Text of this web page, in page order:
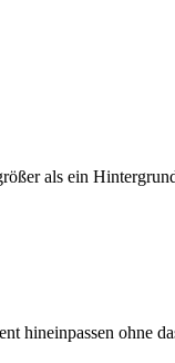
als ein
hineinpassen ohne